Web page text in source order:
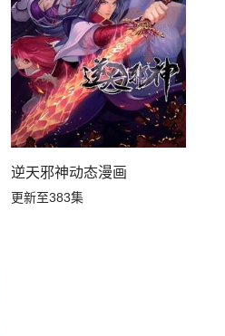
逆天邪神动态漫画
更新至383集